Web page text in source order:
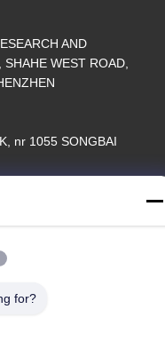
AND
WEST ROAD,
nr 1055 SONGBAI
for?